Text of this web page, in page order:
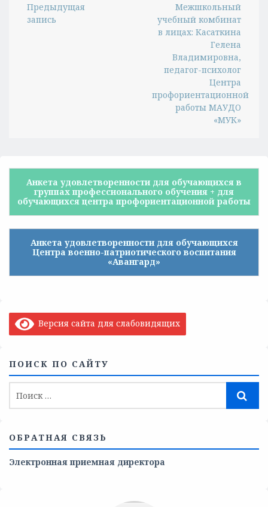
Предыдущая
запись
Межшкольный
учебный комбинат
в лицах: Касаткина
Гелена
Владимировна,
педагог-психолог
Центра
профориентационной
работы МАУДО
«МУК»
Анкета удовлетворенности для обучающихся в
группах профессионального обучения + для
обучающихся центра профориентационной работы
Анкета удовлетворенности для обучающихся
Центра военно-патриотического воспитания
«Авангард»
Версия сайта для слабовидящих
ПОИСК ПО САЙТУ
ОБРАТНАЯ СВЯЗЬ
Электронная приемная директора